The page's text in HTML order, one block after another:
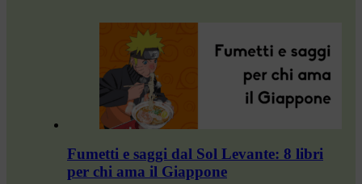
Fumetti e saggi dal Sol Levante: 8 libri
per chi ama il Giappone